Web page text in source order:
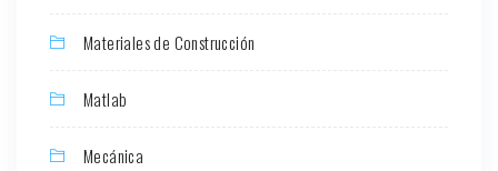
Materiales de Construcción
Matlab
Mecánica